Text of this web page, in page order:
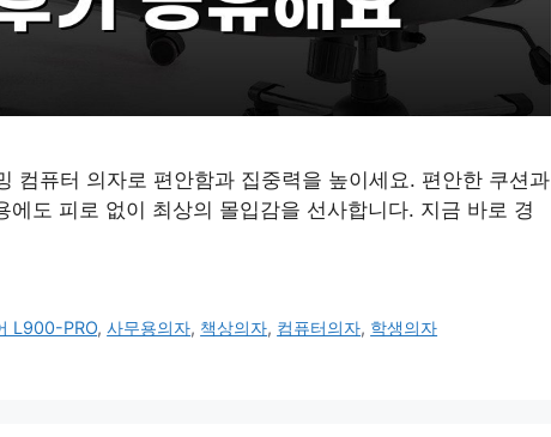
컴퓨터 의자로 편안함과 집중력을 높이세요. 편안한 쿠션과
에도 피로 없이 최상의 몰입감을 선사합니다. 지금 바로 경
L900-PRO,사무용의자, 책상의자, 컴퓨터의자, 학생의자